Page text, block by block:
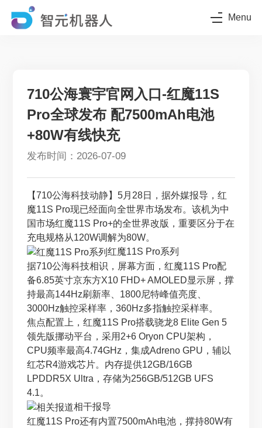
Menu
710公海寰宇官网入口-红魔11S
Pro全球发布 配7500mAh电池
+80W有线快充
发布时间：2026-07-09
【710公海科技动静】5月28日，据外媒报导，红
魔11S Pro现已经面向全世界市场发布。该机为中
国市场红魔11S Pro+的全世界改版，重要区分于在
充电规格从120W调解为80W。
红魔11S Pro系列
据710公海科技相识，屏幕方面，红魔11S Pro配
备6.85英寸京东方X10 FHD+ AMOLED显示屏，撑
持最高144Hz刷新率、1800尼特峰值亮度、
3000Hz触控采样率，360Hz多指触控采样率。
焦点配置上，红魔11S Pro搭载骁龙8 Elite Gen 5
领先版挪动平台，采用2+6 Oryon CPU架构，
CPU频率最高4.74GHz，集成Adreno GPU，辅以
红芯R4游戏芯片。内存提供12GB/16GB
LPDDR5X Ultra，存储为256GB/512GB UFS
4.1。
相干报导
红魔11S Pro还有内置7500mAh电池，撑持80W有